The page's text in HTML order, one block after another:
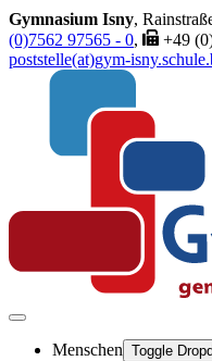
Gymnasium Isny,
(0)7562 97565 - 0,
+49
poststelle(at)gym-
Menschen Toggle